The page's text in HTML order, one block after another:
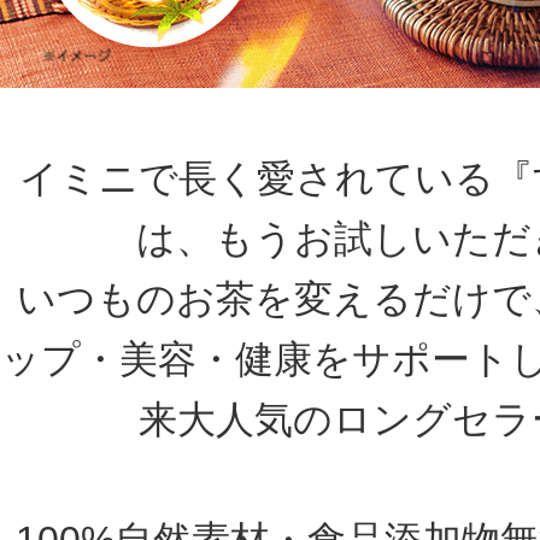
イミニで長く愛されている
は、もうお試しいた
いつものお茶を変えるだけ
ップ・美容・健康をサポート
来大人気のロングセ